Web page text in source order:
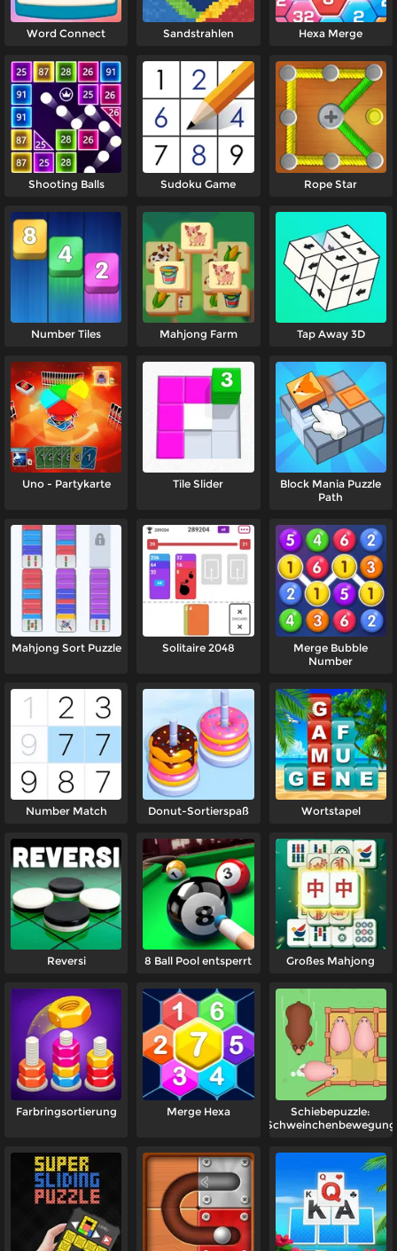
Word Connect Sandstrahlen Hexa Merge
Shooting Balls Sudoku Game Rope Star
Number Tiles Mahjong Farm Tap Away 3D
Uno - Partykarte Tile Slider
Block Mania Puzzle
Path
Mahjong Sort Puzzle Solitaire 2048
Merge Bubble
Number
Number Match Donut-Sortierspaß Wortstapel
Reversi 8 Ball Pool entsperrt Großes Mahjong
Farbringsortierung Merge Hexa
Schiebepuzzle:
Schweinchenbewegung